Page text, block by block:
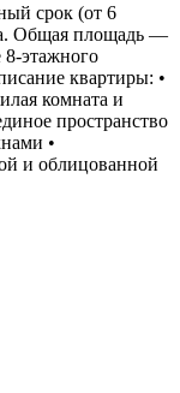
срок (от 6
Общая площадь —
8-этажного
квартиры: •
комната и
пространство
•
и облицованной